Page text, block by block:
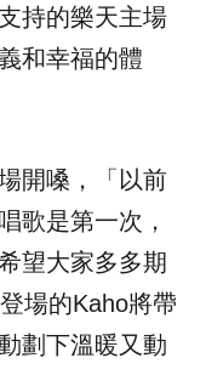
持的樂天主場
和幸福的體
開嗓，「以前
歌是第一次，
望大家多多期
場的Kaho將帶
劃下溫暖又動